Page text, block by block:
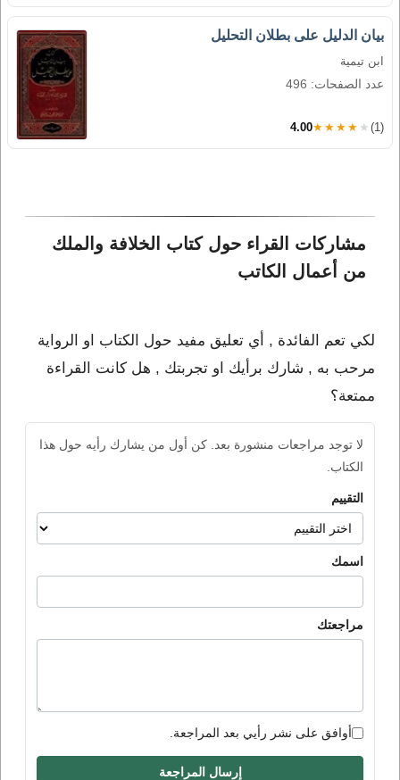
بيان الدليل على بطلان التحليل
ابن تيمية
عدد الصفحات: 496
4.00★★★★★ (1)
مشاركات القراء حول كتاب الخلافة والملك
من أعمال الكاتب
لكي تعم الفائدة , أي تعليق مفيد حول الكتاب او الرواية
مرحب به , شارك برأيك او تجربتك , هل كانت القراءة
ممتعة؟
لا توجد مراجعات منشورة بعد. كن أول من يشارك رأيه حول هذا
الكتاب.
التقييم
اسمك
مراجعتك
أوافق على نشر رأيي بعد المراجعة.
إرسال المراجعة